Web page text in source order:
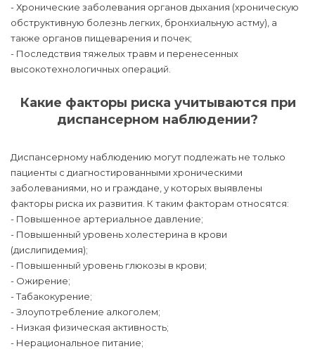
- Хронические заболевания органов дыхания (хроническую
обструктивную болезнь легких, бронхиальную астму), а
также органов пищеварения и почек;
- Последствия тяжелых травм и перенесенных
высокотехнологичных операций.
Какие факторы риска учитываются при
диспансерном наблюдении?
Диспансерному наблюдению могут подлежать не только
пациенты с диагностированными хроническими
заболеваниями, но и граждане, у которых выявлены
факторы риска их развития. К таким факторам относятся:
- Повышенное артериальное давление;
- Повышенный уровень холестерина в крови
(дислипидемия);
- Повышенный уровень глюкозы в крови;
- Ожирение;
- Табакокурение;
- Злоупотребление алкоголем;
- Низкая физическая активность;
- Нерациональное питание;